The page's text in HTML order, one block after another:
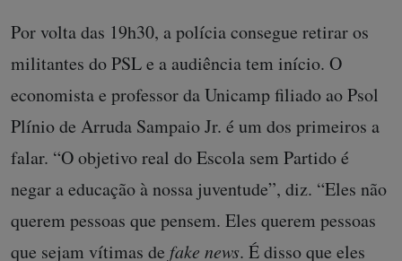
Por volta das 19h30, a polícia consegue retirar os
militantes do PSL e a audiência tem início. O
economista e professor da Unicamp filiado ao Psol
Plínio de Arruda Sampaio Jr. é um dos primeiros a
falar. “O objetivo real do Escola sem Partido é
negar a educação à nossa juventude”, diz. “Eles não
querem pessoas que pensem. Eles querem pessoas
que sejam vítimas de fake news. É disso que eles